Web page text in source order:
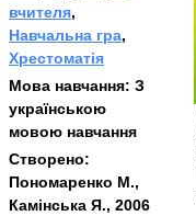
вчителя,
Навчальна гра,
Хрестоматія
Мова навчання: З
українською
мовою навчання
Створено:
Пономаренко М.,
Камінська Я., 2006